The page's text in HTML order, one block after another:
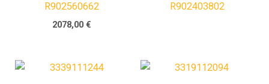
R902560662
2078,00€
R902403802